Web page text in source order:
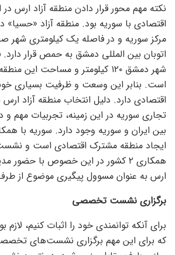
نکته مهم محور قرار دادن منطقه آزاد ارس
اقتصادی با سوریه بود. منطقه آزاد
مرکز سوریه و در فاصله یک کیلومتری شهر
اتوبان بین المللی دمشق به حمص قرار دارد.
است. بنابر این وسعت و ظرفیت بسیاری
اقتصادی دارد. دلیل انتخاب منطقه آزاد
تجاری سوریه در این زمینه، تجربیات مهم
بین ایران و سوریه وجود دارد. سوریه با
ایجاد منطقه مشترک اقتصادی است و
همکاری ۲ کشور در این خصوص با حضور
ارس به عنوان مسوول پیگیری موضوع از
برگزاری نشست تخصصی
برای آنکه توانمندی خود را اثبات کنیم، لازم
که برای این مهم برگزاری نشست‌های